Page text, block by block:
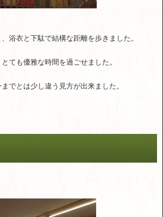
浴衣と下駄で結構な距離を歩きました。
ても優雅な時間を過ごせました。
でとは少し違う見方が出来ました。